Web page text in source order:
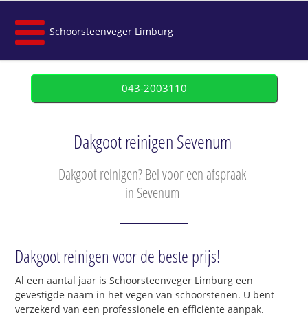
Schoorsteenveger Limburg
043-2003110
Dakgoot reinigen Sevenum
Dakgoot reinigen? Bel voor een afspraak
in Sevenum
Dakgoot reinigen voor de beste prijs!
Al een aantal jaar is Schoorsteenveger Limburg een
gevestigde naam in het vegen van schoorstenen. U bent
verzekerd van een professionele en efficiënte aanpak.